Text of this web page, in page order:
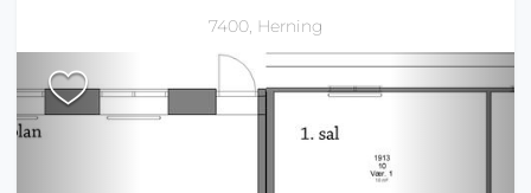
7400, Herning